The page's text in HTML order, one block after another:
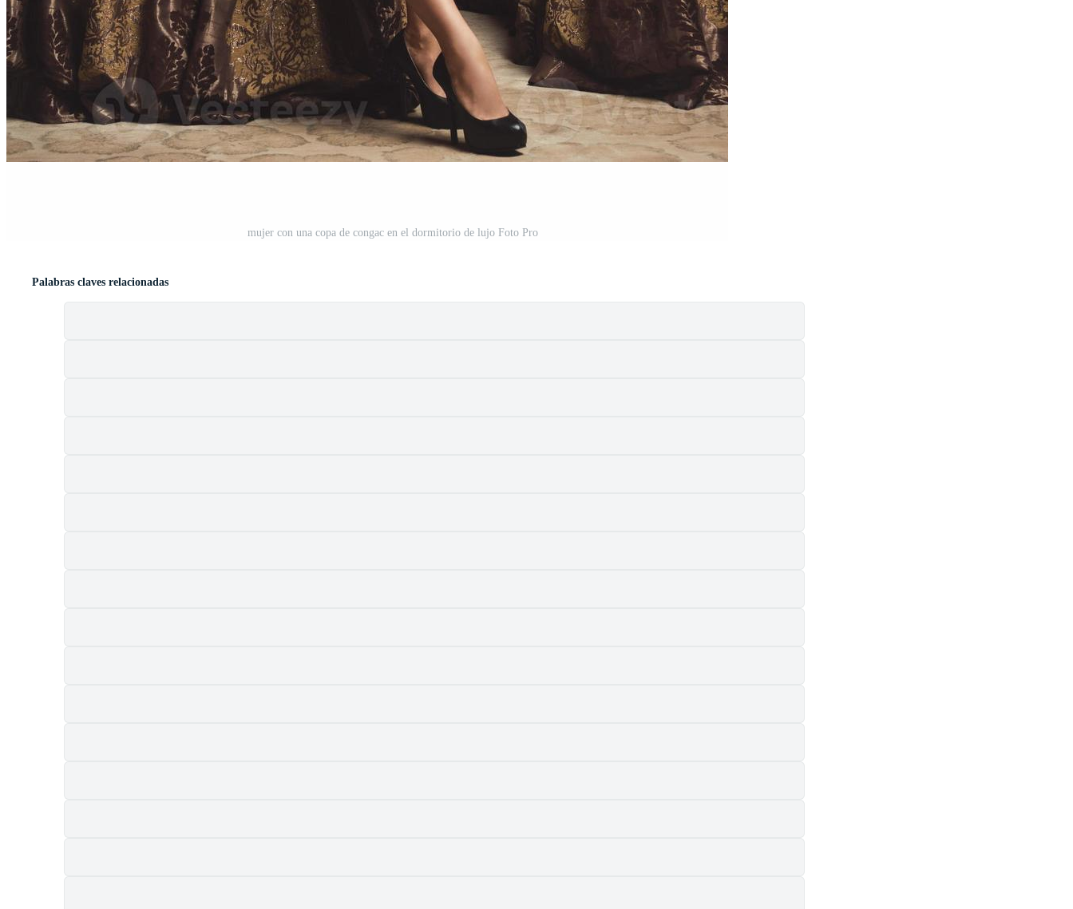
mujer con una copa de congac en el dormitorio de lujo Foto Pro
Palabras claves relacionadas